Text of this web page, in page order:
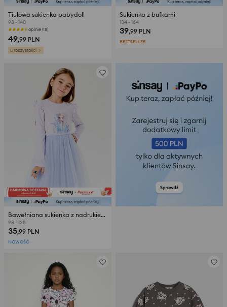
Tiulowa sukienka babydoll
98 - 140
opinie (18)
49,99 PLN
Uroczystości
Sukienka z bufkami
134 - 164
39,99 PLN
BESTSELLER
Bawełniana sukienka z nadrukiem Frozen
98 - 128
35,99 PLN
NOWOŚĆ